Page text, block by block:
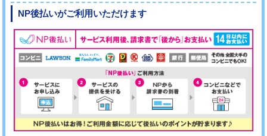
NP後払いがご利用いただけます